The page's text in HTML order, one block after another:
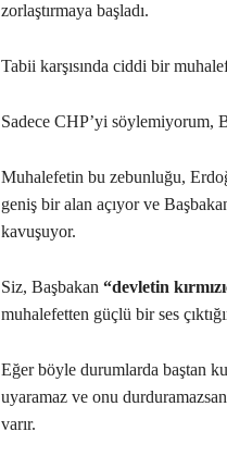
zorlaştırmaya başladı.
Tabii karşısında ciddi bir
Sadece CHP’yi söylemiyorum,
Muhalefetin bu zebunluğu,
geniş bir alan açıyor ve
kavuşuyor.
Siz, Başbakan“devletin
muhalefetten güçlü bir ses
Eğer böyle durumlarda baştan
uyaramaz ve onu
varır.